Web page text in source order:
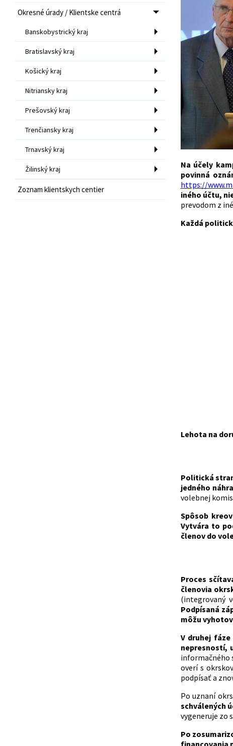
Okresné úrady / Klientske centrá
Banskobystrický kraj
Bratislavský kraj
Košický kraj
Nitriansky kraj
Prešovský kraj
Trenčiansky kraj
Trnavský kraj
Žilinský kraj
Zoznam klientskych centier
Na účely
povinná
https://
iného účtu,
prevodom z
Každá
Lehota na
Politická
jedného
volebnej
Spôsob
Vytvára to
členov do
Proces
členovia
(integrovaný
Podpísaná
môžu
V druhej
nepresností,
informačného
overí s
podpísať a
Po uznaní
schválených
vygeneruje zo
Po
financovania